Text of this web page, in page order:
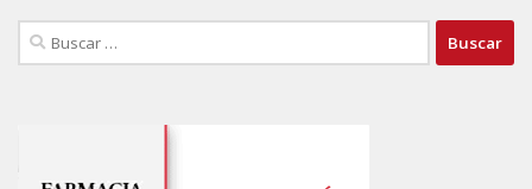
Buscar: